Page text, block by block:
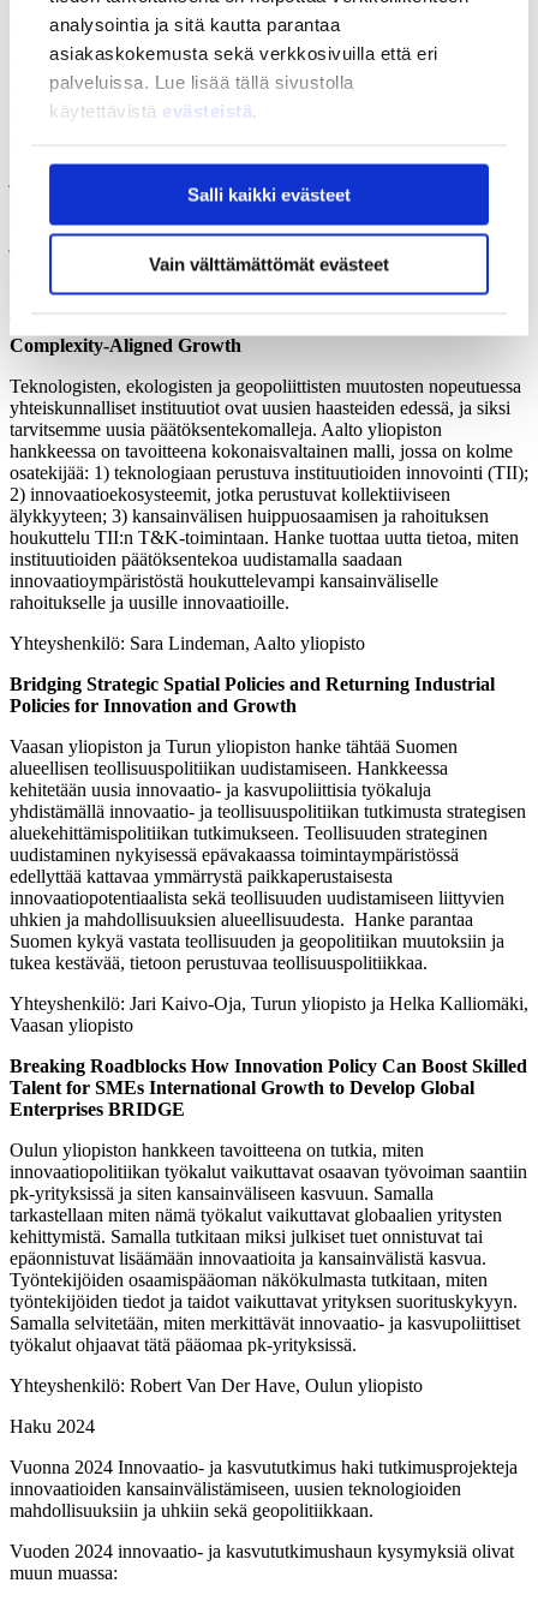
analysointia ja sitä kautta parantaa
asiakaskokemusta sekä verkkosivuilla että eri
palveluissa. Lue lisää tällä sivustolla
käytettävistä evästeistä.
Salli kaikki evästeet
Vain välttämättömät evästeet
suomalaista elinkeinoelämää ja vauhdittaa liiketoiminnan kasvua.
Monet suomalaiset suuryritykset ovat viime vuosikymmeninä
tarjoamaa innovaatiopotentiaalia. Samaan aikaan lupaavat
suomalaiset startupit kamppailevat skaalautumisen kanssa, koska
selvät: suuret yritykset pääsevät käsiksi uusiin teknologioihin ja
markkinoihin, ja startupit saavat käyttöönsä täydentäviä resursseja ja
jakelukanavia.
Complexity-Aligned Growth
Teknologisten, ekologisten ja geopoliittisten muutosten nopeutuessa
yhteiskunnalliset instituutiot ovat uusien haasteiden edessä, ja siksi
tarvitsemme uusia päätöksentekomalleja. Aalto yliopiston
hankkeessa on tavoitteena kokonaisvaltainen malli, jossa on kolme
osatekijää: 1) teknologiaan perustuva instituutioiden innovointi (TII);
2) innovaatioekosysteemit, jotka perustuvat kollektiiviseen
älykkyyteen; 3) kansainvälisen huippuosaamisen ja rahoituksen
houkuttelu TII:n T&K-toimintaan. Hanke tuottaa uutta tietoa, miten
instituutioiden päätöksentekoa uudistamalla saadaan
innovaatioympäristöstä houkuttelevampi kansainväliselle
rahoitukselle ja uusille innovaatioille.
Yhteyshenkilö: Sara Lindeman, Aalto yliopisto
Bridging Strategic Spatial Policies and Returning Industrial
Policies for Innovation and Growth
Vaasan yliopiston ja Turun yliopiston hanke tähtää Suomen
alueellisen teollisuuspolitiikan uudistamiseen. Hankkeessa
kehitetään uusia innovaatio- ja kasvupoliittisia työkaluja
yhdistämällä innovaatio- ja teollisuuspolitiikan tutkimusta strategisen
aluekehittämispolitiikan tutkimukseen. Teollisuuden strateginen
uudistaminen nykyisessä epävakaassa toimintaympäristössä
edellyttää kattavaa ymmärrystä paikkaperustaisesta
innovaatiopotentiaalista sekä teollisuuden uudistamiseen liittyvien
uhkien ja mahdollisuuksien alueellisuudesta. Hanke parantaa
Suomen kykyä vastata teollisuuden ja geopolitiikan muutoksiin ja
tukea kestävää, tietoon perustuvaa teollisuuspolitiikkaa.
Yhteyshenkilö: Jari Kaivo-Oja, Turun yliopisto ja Helka Kalliomäki,
Vaasan yliopisto
Breaking Roadblocks How Innovation Policy Can Boost Skilled
Talent for SMEs International Growth to Develop Global
Enterprises BRIDGE
Oulun yliopiston hankkeen tavoitteena on tutkia, miten
innovaatiopolitiikan työkalut vaikuttavat osaavan työvoiman saantiin
pk-yrityksissä ja siten kansainväliseen kasvuun. Samalla
tarkastellaan miten nämä työkalut vaikuttavat globaalien yritysten
kehittymistä. Samalla tutkitaan miksi julkiset tuet onnistuvat tai
epäonnistuvat lisäämään innovaatioita ja kansainvälistä kasvua.
Työntekijöiden osaamispääoman näkökulmasta tutkitaan, miten
työntekijöiden tiedot ja taidot vaikuttavat yrityksen suorituskykyyn.
Samalla selvitetään, miten merkittävät innovaatio- ja kasvupoliittiset
työkalut ohjaavat tätä pääomaa pk-yrityksissä.
Yhteyshenkilö: Robert Van Der Have, Oulun yliopisto
Haku 2024
Vuonna 2024 Innovaatio- ja kasvututkimus haki tutkimusprojekteja
innovaatioiden kansainvälistämiseen, uusien teknologioiden
mahdollisuuksiin ja uhkiin sekä geopolitiikkaan.
Vuoden 2024 innovaatio- ja kasvututkimushaun kysymyksiä olivat
muun muassa: